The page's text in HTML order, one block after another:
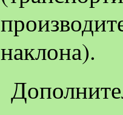
наклона).